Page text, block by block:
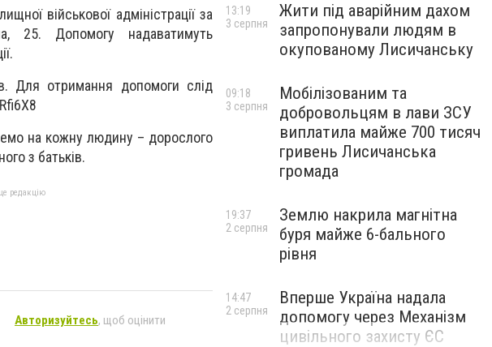
військової адміністрації за
25. Допомогу надаватимуть
Для отримання допомоги слід
на кожну людину – дорослого
з батьків.
редакцію
Авторизуйтесь, щоб оцінити
Жити під аварійним дахом
запропонували людям в
окупованому Лисичанську
13:19
3 серпня
Мобілізованим та
добровольцям в лави ЗСУ
виплатила майже 700 тисяч
гривень Лисичанська
громада
09:18
3 серпня
Землю накрила магнітна
буря майже 6-бального
рівня
19:37
2 серпня
Вперше Україна надала
допомогу через Механізм
цивільного захисту ЄС
14:47
2 серпня